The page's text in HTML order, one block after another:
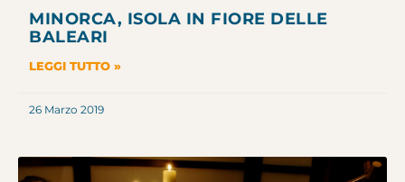
MINORCA, ISOLA IN FIORE DELLE
BALEARI
LEGGI TUTTO »
26 Marzo 2019